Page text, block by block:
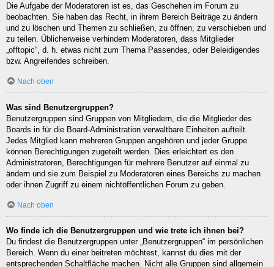
Die Aufgabe der Moderatoren ist es, das Geschehen im Forum zu
beobachten. Sie haben das Recht, in ihrem Bereich Beiträge zu ändern
und zu löschen und Themen zu schließen, zu öffnen, zu verschieben und
zu teilen. Üblicherweise verhindern Moderatoren, dass Mitglieder
„offtopic“, d. h. etwas nicht zum Thema Passendes, oder Beleidigendes
bzw. Angreifendes schreiben.
Nach oben
Was sind Benutzergruppen?
Benutzergruppen sind Gruppen von Mitgliedern, die die Mitglieder des
Boards in für die Board-Administration verwaltbare Einheiten aufteilt.
Jedes Mitglied kann mehreren Gruppen angehören und jeder Gruppe
können Berechtigungen zugeteilt werden. Dies erleichtert es den
Administratoren, Berechtigungen für mehrere Benutzer auf einmal zu
ändern und sie zum Beispiel zu Moderatoren eines Bereichs zu machen
oder ihnen Zugriff zu einem nichtöffentlichen Forum zu geben.
Nach oben
Wo finde ich die Benutzergruppen und wie trete ich ihnen bei?
Du findest die Benutzergruppen unter „Benutzergruppen“ im persönlichen
Bereich. Wenn du einer beitreten möchtest, kannst du dies mit der
entsprechenden Schaltfläche machen. Nicht alle Gruppen sind allgemein